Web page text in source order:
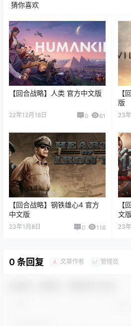
猜你喜欢
【回合战略】人类 官方中文版
22年12月18日 0 61
【
版
23
【回合战略】钢铁雄心4 官方
中文版
23年1月8日 0 116
【
文版
23
0 条回复 A 文章作者 M 管理员